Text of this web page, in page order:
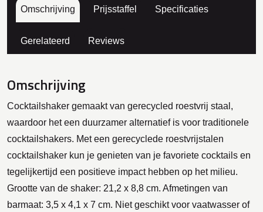
Omschrijving Prijsstaffel Specificaties
Gerelateerd Reviews
Omschrijving
Cocktailshaker gemaakt van gerecycled roestvrij staal,
waardoor het een duurzamer alternatief is voor traditionele
cocktailshakers. Met een gerecyclede roestvrijstalen
cocktailshaker kun je genieten van je favoriete cocktails en
tegelijkertijd een positieve impact hebben op het milieu.
Grootte van de shaker: 21,2 x 8,8 cm. Afmetingen van
barmaat: 3,5 x 4,1 x 7 cm. Niet geschikt voor vaatwasser of